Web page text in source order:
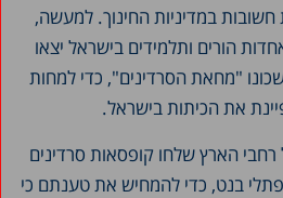
חשובות במדיניות החינוך. למעשה,
הורים ותלמידים בישראל יצאו
"מחאת הסרדינים", כדי למחות
את הכיתות בישראל.
הארץ שלחו קופסאות סרדינים
בנט, כדי להמחיש את טענתם כי